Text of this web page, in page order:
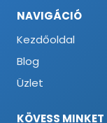
NAVIGÁCIÓ
Kezdőoldal
Blog
Üzlet
KÖVESS MINKET